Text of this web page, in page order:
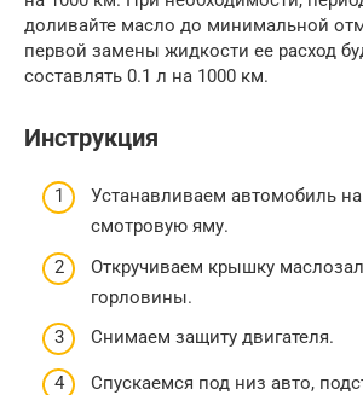
доливайте масло до минимальной
первой замены жидкости ее расход
составлять 0.1 л на 1000 км.
Инструкция
Устанавливаем автомобиль на
смотровую яму.
Откручиваем крышку
горловины.
Снимаем защиту двигателя.
Спускаемся под низ авто,